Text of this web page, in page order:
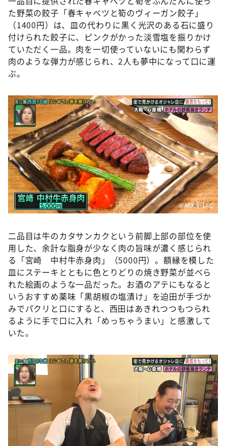
た野菜の餃子「春キャベツと筍のヴィーガン餃子」
（1400円）は、皿の代わりに黒く光沢のある石に盛り
付けられた餃子に、ピンクがかった淡雪塩を振りかけ
ていただく一品。肉を一切使っていないにも関わらず
肉のような弾力が感じられ、2人も夢中になって口に運
ぶ。
©ABCテレビ
二品目は牛のカタサンカクという前脚上部の部位を使
用した、余計な脂身が少なく肉の旨味が濃く感じられ
る「宮崎 中村牛赤身肉」（5000円）。額縁を模した
皿にステーキとともに色とりどりの焼き野菜が並べら
れた絵画のような一品だった。お酒のアテにもなると
いうおすすめ薬味「黒胡椒の塩漬け」を迫田が手づか
みでパクリと口にすると、西田はあきれつつもつられ
るように手で口に入れ「めっちゃうまい」と感激して
いた。